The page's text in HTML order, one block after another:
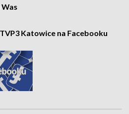
Katowice na Facebooku